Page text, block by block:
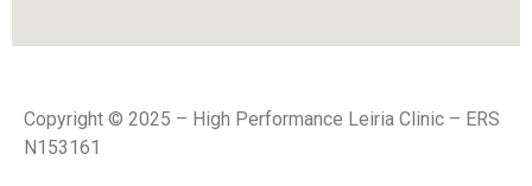
Copyright © 2025 – High Performance Leiria Clinic – ERS
N153161